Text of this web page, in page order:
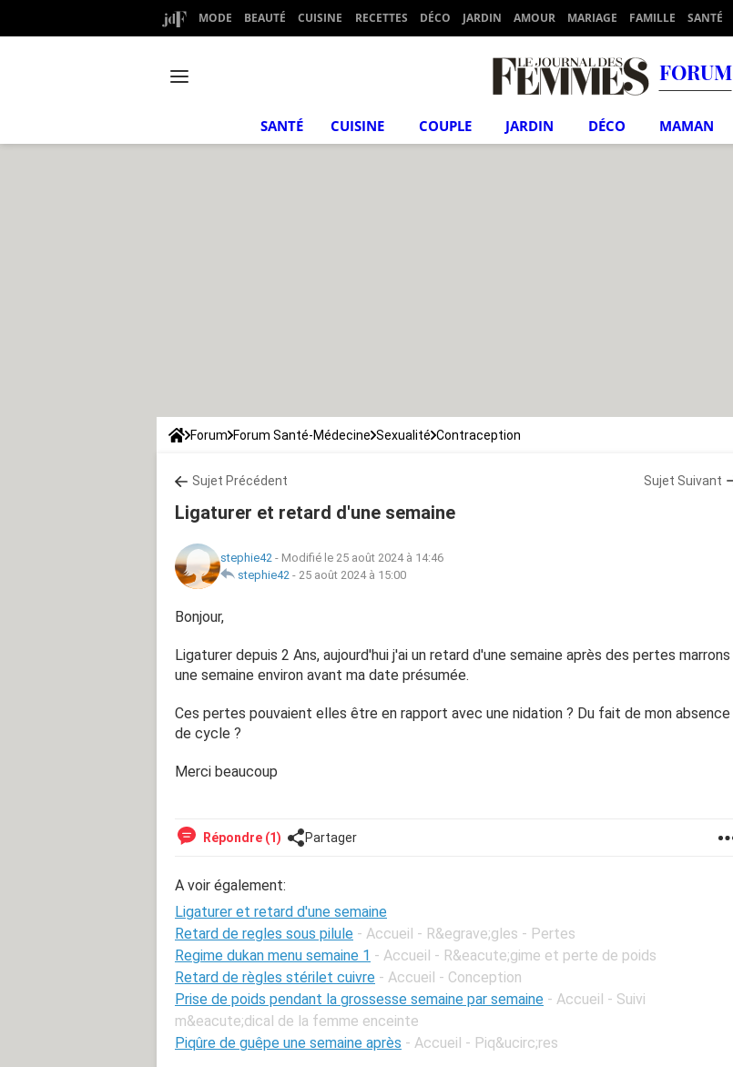
MODE BEAUTÉ CUISINE RECETTES DÉCO JARDIN AMOUR MARIAGE FAMILLE SANTÉ
FORUM
SANTÉ CUISINE COUPLE JARDIN DÉCO MAMAN
Forum Forum Santé-Médecine Sexualité Contraception
Sujet Précédent Sujet Suivant
Ligaturer et retard d'une semaine
stephie42 - Modifié le 25 août 2024 à 14:46
stephie42 - 25 août 2024 à 15:00
Bonjour,
Ligaturer depuis 2 Ans, aujourd'hui j'ai un retard d'une semaine après des pertes marrons
une semaine environ avant ma date présumée.
Ces pertes pouvaient elles être en rapport avec une nidation ? Du fait de mon absence
de cycle ?
Merci beaucoup
Répondre (1) Partager
A voir également:
Ligaturer et retard d'une semaine
Retard de regles sous pilule - Accueil - R&egrave;gles - Pertes
Regime dukan menu semaine 1 - Accueil - R&eacute;gime et perte de poids
Retard de règles stérilet cuivre - Accueil - Conception
Prise de poids pendant la grossesse semaine par semaine - Accueil - Suivi
m&eacute;dical de la femme enceinte
Piqûre de guêpe une semaine après - Accueil - Piq&ucirc;res